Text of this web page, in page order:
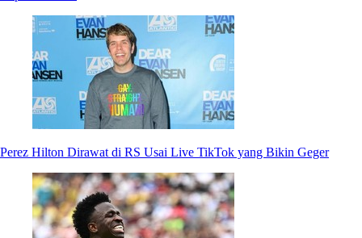
Perez Hilton Dirawat di RS Usai Live TikTok yang Bikin Geger